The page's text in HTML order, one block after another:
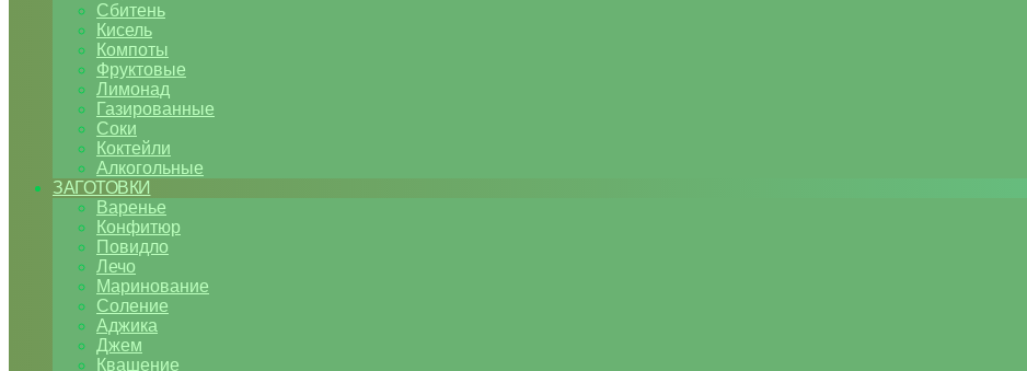
Сбитень
Кисель
Компоты
Фруктовые
Лимонад
Газированные
Соки
Коктейли
Алкогольные
ЗАГОТОВКИ
Варенье
Конфитюр
Повидло
Лечо
Маринование
Соление
Аджика
Джем
Квашение